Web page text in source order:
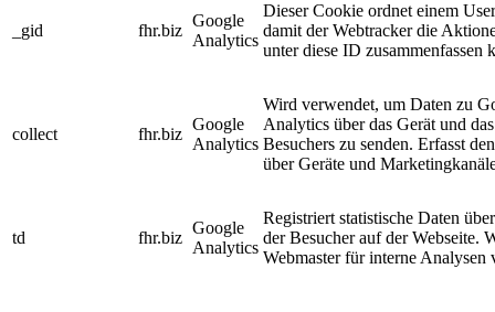
_gid fhr.biz
Google
Analytics
Dieser Cookie ordnet einem
damit der Webtracker die
unter diese ID zusammenfassen
collect fhr.biz
Google
Analytics
Wird verwendet, um Daten zu
Analytics über das Gerät und
Besuchers zu senden. Erfasst
über Geräte und
td fhr.biz
Google
Analytics
Registriert statistische Daten
der Besucher auf der Webseite.
Webmaster für interne Analysen